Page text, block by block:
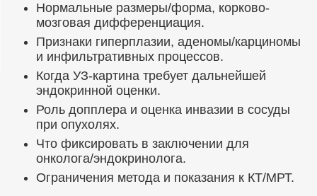
Нормальные размеры/форма, корково-
мозговая дифференциация.
Признаки гиперплазии, аденомы/карциномы
и инфильтративных процессов.
Когда УЗ-картина требует дальнейшей
эндокринной оценки.
Роль допплера и оценка инвазии в сосуды
при опухолях.
Что фиксировать в заключении для
онколога/эндокринолога.
Ограничения метода и показания к КТ/МРТ.